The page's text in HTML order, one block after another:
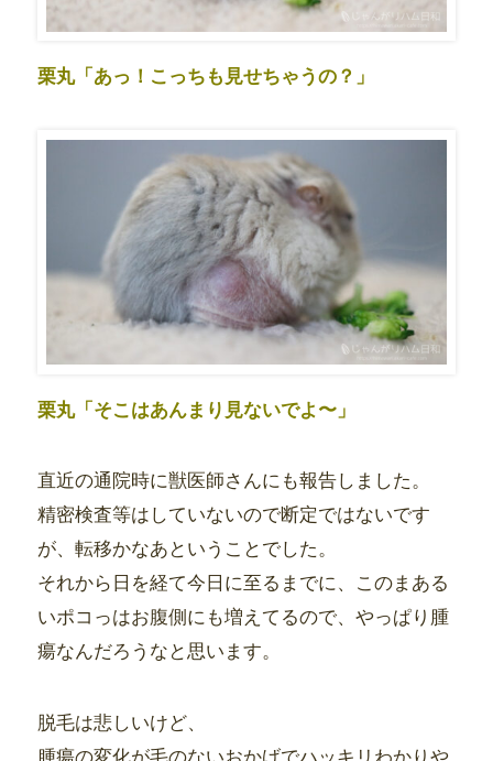
栗丸「あっ！こっちも見せちゃうの？」
栗丸「そこはあんまり見ないでよ〜」
直近の通院時に獣医師さんにも報告しました。
精密検査等はしていないので断定ではないです
が、転移かなあということでした。
それから日を経て今日に至るまでに、このまある
いポコっはお腹側にも増えてるので、やっぱり腫
瘍なんだろうなと思います。
脱毛は悲しいけど、
腫瘍の変化が毛のないおかげでハッキリわかりや